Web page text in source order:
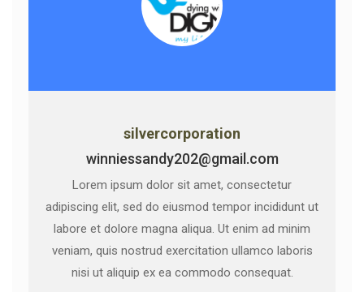
silvercorporation
winniessandy202@gmail.com
Lorem ipsum dolor sit amet, consectetur
adipiscing elit, sed do eiusmod tempor incididunt ut
labore et dolore magna aliqua. Ut enim ad minim
veniam, quis nostrud exercitation ullamco laboris
nisi ut aliquip ex ea commodo consequat.